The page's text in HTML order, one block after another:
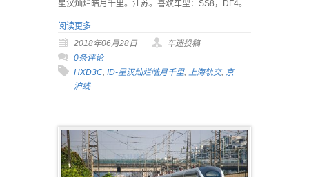
星汉灿烂皓月千里。江苏。喜欢车型：SS8，DF4。
阅读更多
2018年06月28日
车迷投稿
0条评论
HXD3C, ID-星汉灿烂皓月千里, 上海轨交, 京
沪线